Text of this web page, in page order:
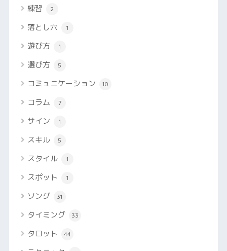
練習 2
落とし穴 1
遊び方 1
選び方 5
コミュニケーション 10
コラム 7
サイン 1
スキル 5
スタイル 1
スポット 1
ソング 31
タイミング 33
タロット 44